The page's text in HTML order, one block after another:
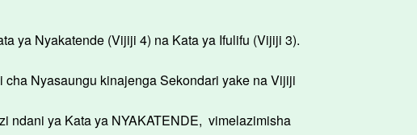
ya Nyakatende (Vijiji 4) na Kata ya Ifulifu (Vijiji 3).
Nyasaungu kinajenga Sekondari yake na Vijiji
ndani ya Kata ya NYAKATENDE, vimelazimisha